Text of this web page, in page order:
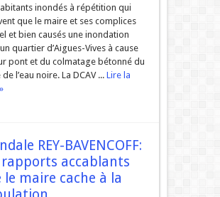
inondés à répétition qui
que le maire et ses complices
et bien causés une inondation
quartier d’Aigues-Vives à cause
pont et du colmatage bétonné du
l’eau noire. La DCAV ... Lire la
REY-BAVENCOFF:
rapports accablants
le maire cache à la